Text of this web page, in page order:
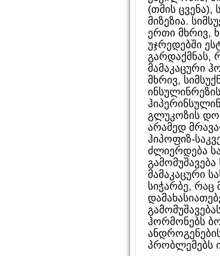
(თმის
მიზეზია.
ერთი მხრივ,
უჯრედებში
გარდაქმნას,
მამაკაცური
მხრივ,
გლუკოზის
არამედ
ჰიპოფიზ-
ძლიერდება
გამომუშავება
მამაკაცური
სიჭარბე, რაც
ჰორმონებს
პრობლემებს